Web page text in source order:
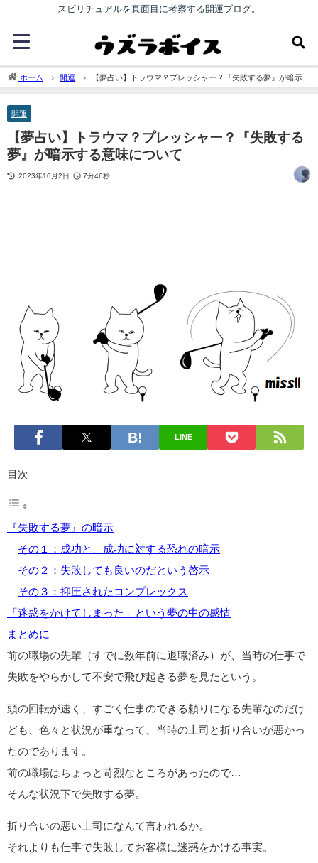
スピリチュアルを真面目に考察する開運ブログ。
ホーム 開運
【夢占い】トラウマ？プレッシャー？『失敗する夢』が暗示す
る意味について
開運
【夢占い】トラウマ？プレッシャー？『失敗する
夢』が暗示する意味について
2023年10月2日 7分46秒
LINE
目次
『失敗する夢』の暗示
その１：成功と、成功に対する恐れの暗示
その２：失敗しても良いのだという啓示
その３：抑圧されたコンプレックス
「迷惑をかけてしまった」という夢の中の感情
まとめに
前の職場の先輩（すでに数年前に退職済み）が、当時の仕事で
失敗をやらかして不安で飛び起きる夢を見たという。
頭の回転が速く、すごく仕事のできる頼りになる先輩なのだけ
ども、色々と状況が重なって、当時の上司と折り合いが悪かっ
たのであります。
前の職場はちょっと苛烈なところがあったので…
そんな状況下で失敗する夢。
折り合いの悪い上司になんて言われるか。
それよりも仕事で失敗してお客様に迷惑をかける事実。